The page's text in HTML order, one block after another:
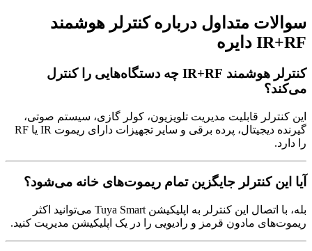
سوالات متداول درباره کنترلر هوشمند
IR+RF دایره
کنترلر هوشمند IR+RF چه دستگاه‌هایی را کنترل
می‌کند؟
این کنترلر قابلیت مدیریت تلویزیون، کولر گازی، سیستم صوتی،
گیرنده دیجیتال، پرده برقی و سایر تجهیزات دارای ریموت IR یا RF
را دارد.
آیا این کنترلر جایگزین تمام ریموت‌های خانه می‌شود؟
بله، با اتصال این کنترلر به اپلیکیشن Tuya Smart می‌توانید اکثر
ریموت‌های مادون قرمز و رادیویی را در یک اپلیکیشن مدیریت کنید.